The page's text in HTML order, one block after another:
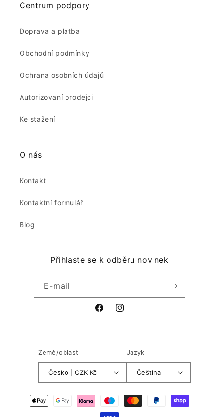
Centrum podpory
Doprava a platba
Obchodní podmínky
Ochrana osobních údajů
Autorizovaní prodejci
Ke stažení
O nás
Kontakt
Kontaktní formulář
Blog
Přihlaste se k odběru novinek
E-mail
FacebookInstagram
Země/oblast
Česko | CZK Kč
Jazyk
Čeština
Platební
metody